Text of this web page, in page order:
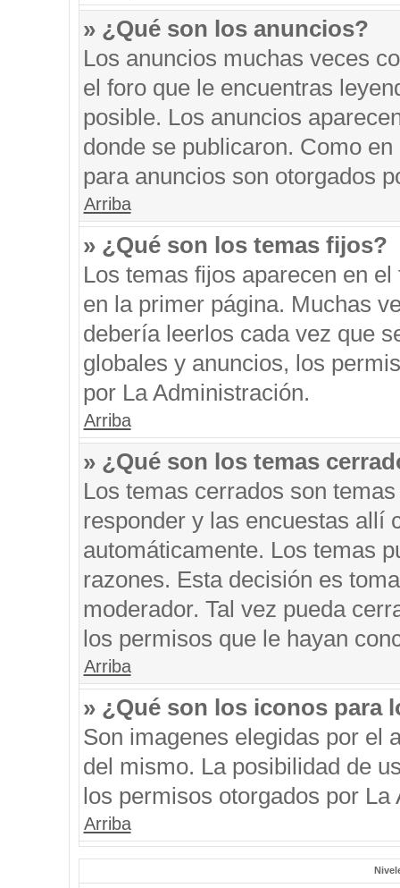
» ¿Qué son los anuncios?
Los anuncios muchas veces
el foro que le encuentras
posible. Los anuncios
donde se publicaron. Como
para anuncios son otorgados
Arriba
» ¿Qué son los temas fijos?
Los temas fijos aparecen en
en la primer página. Muchas
debería leerlos cada vez que
globales y anuncios, los
por La Administración.
Arriba
» ¿Qué son los temas
Los temas cerrados son
responder y las encuestas allí
automáticamente. Los temas
razones. Esta decisión es
moderador. Tal vez pueda
los permisos que le hayan
Arriba
» ¿Qué son los iconos para
Son imagenes elegidas por el
del mismo. La posibilidad de
los permisos otorgados por La
Arriba